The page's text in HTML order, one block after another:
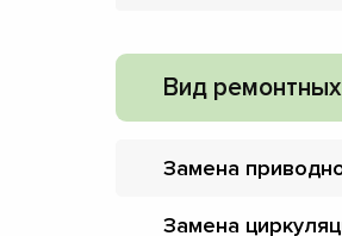
Вид
Замена
Замена